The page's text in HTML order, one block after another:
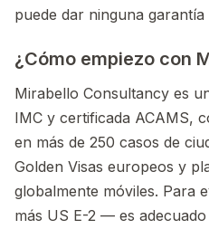
puede dar ninguna garantía
¿Cómo empiezo con
Mirabello Consultancy es
IMC y certificada ACAMS,
en más de 250 casos de
Golden Visas europeos y
globalmente móviles. Para
más US E-2 — es